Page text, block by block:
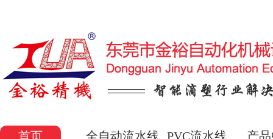
首页 全自动流水线 PVC流水线 产